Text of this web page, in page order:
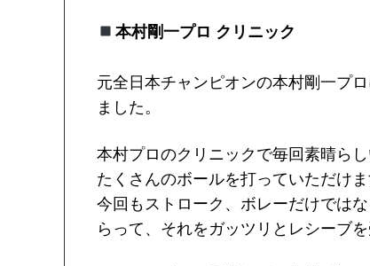
本村剛一プロ クリニック
元全日本チャンピオンの本村剛一プ
ました。
本村プロのクリニックで毎回素晴ら
たくさんのボールを打っていただけま
今回もストローク、ボレーだけでは
らって、それをガッツリとレシーブ